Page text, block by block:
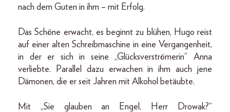
nach dem Guten in ihm – mit Erfolg.
Das Schöne erwacht, es beginnt zu blühen, Hugo reist
auf einer alten Schreibmaschine in eine Vergangenheit,
in der er sich in seine „Glücksverströmerin“ Anna
verliebte. Parallel dazu erwachen in ihm auch jene
Dämonen, die er seit Jahren mit Alkohol betäubte.
Mit „Sie glauben an Engel, Herr Drowak?“